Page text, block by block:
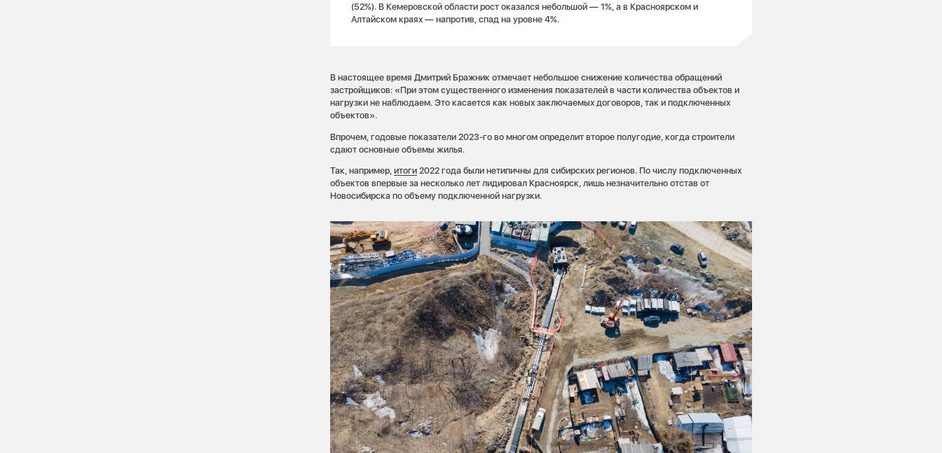
(52%). В Кемеровской области рост оказался небольшой — 1%, а в Красноярском и
Алтайском краях — напротив, спад на уровне 4%.
В настоящее время Дмитрий Бражник отмечает небольшое снижение количества обращений
застройщиков: «При этом существенного изменения показателей в части количества объектов и
нагрузки не наблюдаем. Это касается как новых заключаемых договоров, так и подключенных
объектов».
Впрочем, годовые показатели 2023-го во многом определит второе полугодие, когда строители
сдают основные объемы жилья.
Так, например,итоги 2022 года были нетипичны для сибирских регионов. По числу подключенных
объектов впервые за несколько лет лидировал Красноярск, лишь незначительно отстав от
Новосибирска по объему подключенной нагрузки.